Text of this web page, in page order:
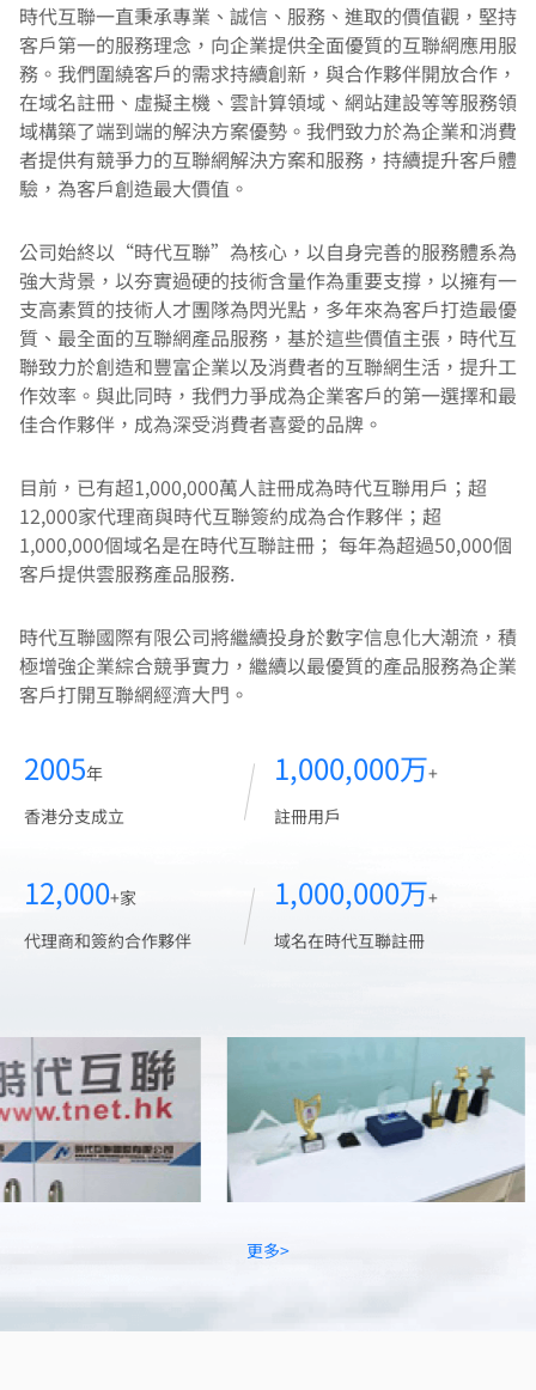
時代互聯一直秉承專業、誠信、服務、進取的價值觀，堅持
客戶第一的服務理念，向企業提供全面優質的互聯網應用服
務。我們圍繞客戶的需求持續創新，與合作夥伴開放合作，
在域名註冊、虛擬主機、雲計算領域、網站建設等等服務領
域構築了端到端的解決方案優勢。我們致力於為企業和消費
者提供有競爭力的互聯網解決方案和服務，持續提升客戶體
驗，為客戶創造最大價值。
公司始終以“時代互聯”為核心，以自身完善的服務體系為
強大背景，以夯實過硬的技術含量作為重要支撐，以擁有一
支高素質的技術人才團隊為閃光點，多年來為客戶打造最優
質、最全面的互聯網產品服務，基於這些價值主張，時代互
聯致力於創造和豐富企業以及消費者的互聯網生活，提升工
作效率。與此同時，我們力爭成為企業客戶的第一選擇和最
佳合作夥伴，成為深受消費者喜愛的品牌。
目前，已有超1,000,000萬人註冊成為時代互聯用戶；超
12,000家代理商與時代互聯簽約成為合作夥伴；超
1,000,000個域名是在時代互聯註冊； 每年為超過50,000個
客戶提供雲服務產品服務.
時代互聯國際有限公司將繼續投身於數字信息化大潮流，積
極增強企業綜合競爭實力，繼續以最優質的產品服務為企業
客戶打開互聯網經濟大門。
2005年
香港分支成立
1,000,000万+
註冊用戶
12,000+家
代理商和簽約合作夥伴
1,000,000万+
域名在時代互聯註冊
更多>